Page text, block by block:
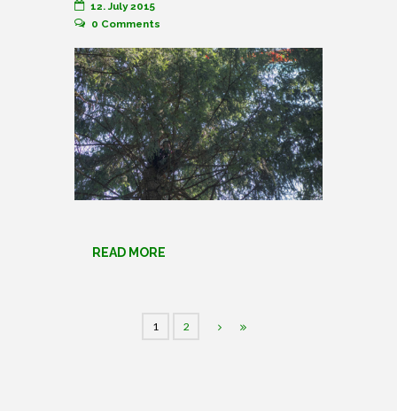
12. July 2015
0 Comments
READ MORE
1 2